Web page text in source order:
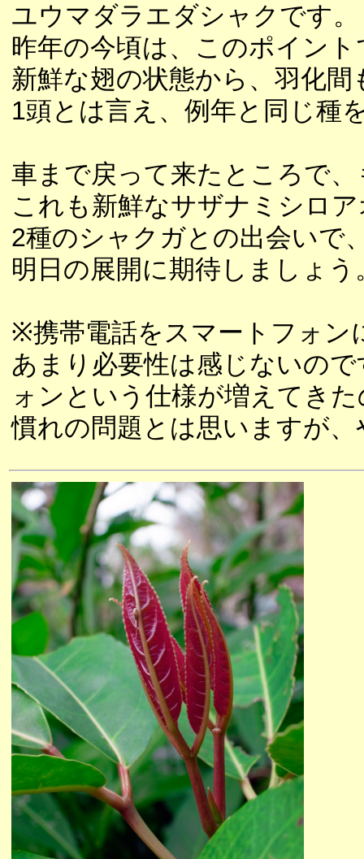
ユウマダラエダシャクです。
昨年の今頃は、このポイン
新鮮な翅の状態から、羽化
1頭とは言え、例年と同じ種
車まで戻って来たところで
これも新鮮なサザナミシロ
2種のシャクガとの出会いで
明日の展開に期待しましょう
※携帯電話をスマートフォン
あまり必要性は感じないの
ォンという仕様が増えてき
慣れの問題とは思いますが